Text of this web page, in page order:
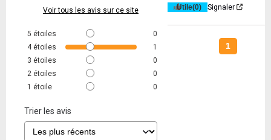
Voir tous les avis sur ce site
5 étoiles
0
4 étoiles
1
3 étoiles
0
2 étoiles
0
1 étoile 0
Trier les avis
Utile(0) Signaler
1